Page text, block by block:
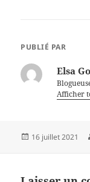
e
t
PUBLIÉ PAR
Elsa
Afficher
Publié
16 juillet 2021